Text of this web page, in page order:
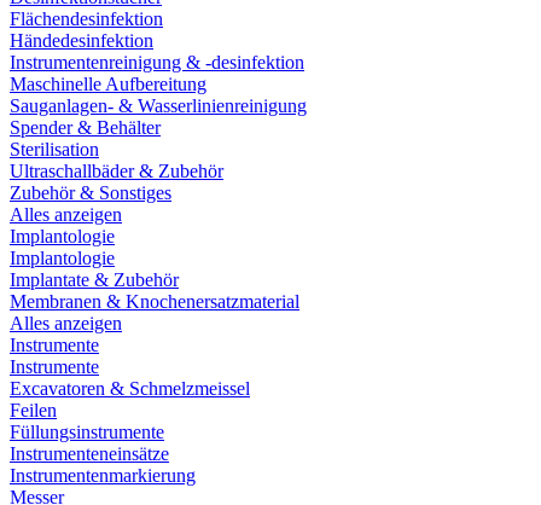
Flächendesinfektion
Händedesinfektion
Instrumentenreinigung & -desinfektion
Maschinelle Aufbereitung
Sauganlagen- & Wasserlinienreinigung
Spender & Behälter
Sterilisation
Ultraschallbäder & Zubehör
Zubehör & Sonstiges
Alles anzeigen
Implantologie
Implantologie
Implantate & Zubehör
Membranen & Knochenersatzmaterial
Alles anzeigen
Instrumente
Instrumente
Excavatoren & Schmelzmeissel
Feilen
Füllungsinstrumente
Instrumenteneinsätze
Instrumentenmarkierung
Messer